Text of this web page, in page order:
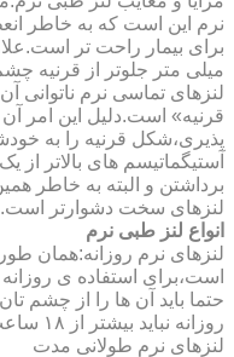
نرم این است که به خاطر
برای بیمار راحت تر
میلی متر جلوتر از قرنیه
لنزهای تماسی نرم ناتوانی
قرنیه» است.دلیل این امر
پذیری،شکل قرنیه را به
آستیگماتیسم های بالاتر از
برداشتن و البته به خاطر
لنزهای سخت دشوارتر است.
انواع لنز طبی نرم
لنزهای نرم روزانه:همان
است،برای استفاده ی
حتما باید آن ها را از چشم
روزانه نباید بیشتر از ۱۸ ساعت در طول روز استفاده کنید.
لنزهای نرم طولانی مدت